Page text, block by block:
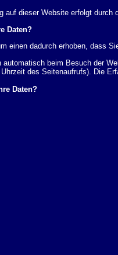
auf dieser Website erfolgt
Daten?
einen dadurch erhoben, dass
automatisch beim Besuch der
des Seitenaufrufs). Die
Daten?